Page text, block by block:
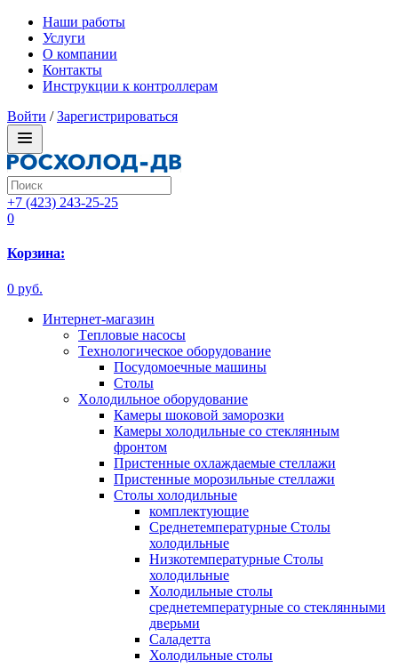
Наши работы
Услуги
О компании
Контакты
Инструкции к контроллерам
Войти /Зарегистрироваться
+7 (423) 243-25-25
0
Корзина:
0 руб.
Интернет-магазин
Tепловые насосы
Tехнологическое оборудование
Посудомоечные машины
Столы
Xолодильное оборудование
Камеры шоковой заморозки
Камеры холодильные со стеклянным
фронтом
Пристенные охлаждаемые стеллажи
Пристенные морозильные стеллажи
Столы холодильные
комплектующие
Среднетемпературные Столы
холодильные
Низкотемпературные Столы
холодильные
Холодильные столы
среднетемпературные со стеклянными
дверьми
Саладетта
Холодильные столы